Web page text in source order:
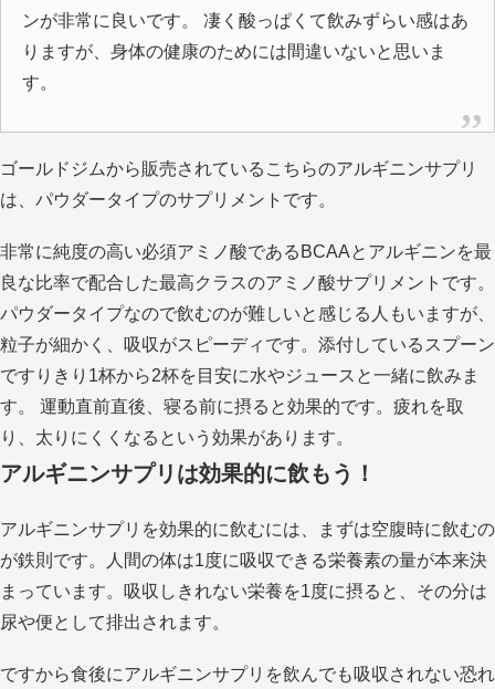
ンが非常に良いです。 凄く酸っぱくて飲みずらい感はあ
りますが、身体の健康のためには間違いないと思いま
す。
ゴールドジムから販売されているこちらのアルギニンサプリ
は、パウダータイプのサプリメントです。
非常に純度の高い必須アミノ酸であるBCAAとアルギニンを最
良な比率で配合した最高クラスのアミノ酸サプリメントです。
パウダータイプなので飲むのが難しいと感じる人もいますが、
粒子が細かく、吸収がスピーディです。添付しているスプーン
ですりきり1杯から2杯を目安に水やジュースと一緒に飲みま
す。 運動直前直後、寝る前に摂ると効果的です。疲れを取
り、太りにくくなるという効果があります。
アルギニンサプリは効果的に飲もう！
アルギニンサプリを効果的に飲むには、まずは空腹時に飲むの
が鉄則です。人間の体は1度に吸収できる栄養素の量が本来決
まっています。吸収しきれない栄養を1度に摂ると、その分は
尿や便として排出されます。
ですから食後にアルギニンサプリを飲んでも吸収されない恐れ